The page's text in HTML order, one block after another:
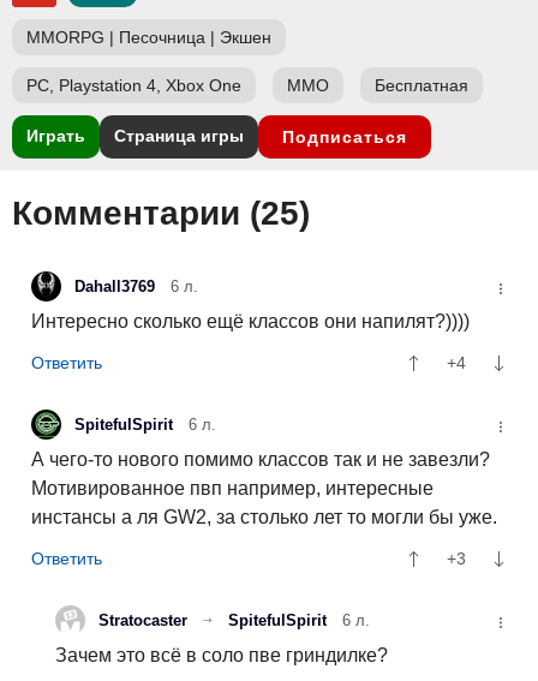
MMORPG | Песочница | Экшен
PC, Playstation 4, Xbox One ММО Бесплатная
Играть Страница игры Подписаться
Комментарии (25)
Dahall3769 6 л.
Интересно сколько ещё классов они напилят?))))
+4
SpitefulSpirit 6 л.
А чего-то нового помимо классов так и не завезли?
Мотивированное пвп например, интересные
инстансы а ля GW2, за столько лет то могли бы уже.
+3
Stratocaster SpitefulSpirit 6 л.
Зачем это всё в соло пве гриндилке?